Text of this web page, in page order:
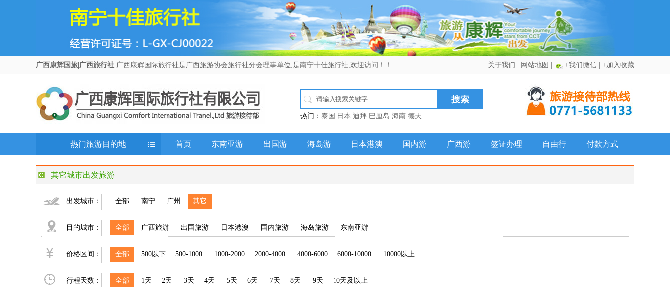
广西康辉国旅|广西旅行社 广西康辉国际旅行社是广西旅游协会旅行社分会理事单位,是南宁十佳旅行社,欢迎访问！！ 关于我们 网站地图 +我们微信 +加入收藏
热门： 泰国 日本 迪拜 巴厘岛 海南 德天
热门旅游目的地 首页 东南亚游 出国游 海岛游 日本港澳 国内游 广西游 签证办理 自由行 付款方式
其它城市出发旅游
出发城市： 全部 南宁 广州 其它
目的城市： 全部 广西旅游 出国旅游 日本港澳 国内旅游 海岛旅游 东南亚游
价格区间： 全部 500以下 500-1000 1000-2000 2000-4000 4000-6000 6000-10000 10000以上
行程天数： 全部 1天 2天 3天 4天 5天 6天 7天 8天 9天 10天及以上